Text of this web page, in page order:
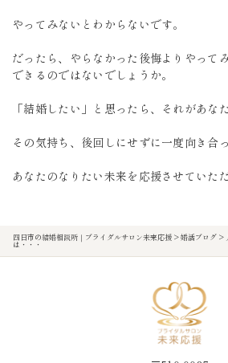
やってみないとわからないです。
だったら、やらなかった後悔よりやって
できるのではないでしょうか。
「結婚したい」と思ったら、それがあな
その気持ち、後回しにせずに一度向き合
あなたのなりたい未来を応援させていた
四日市の結婚相談所｜ブライダルサロン未来応援>婚活ブログ>
は・・・